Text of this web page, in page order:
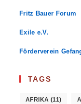
Fritz Bauer Forum
Exile e.V.
Förderverein
TAGS
AFRIKA (11)